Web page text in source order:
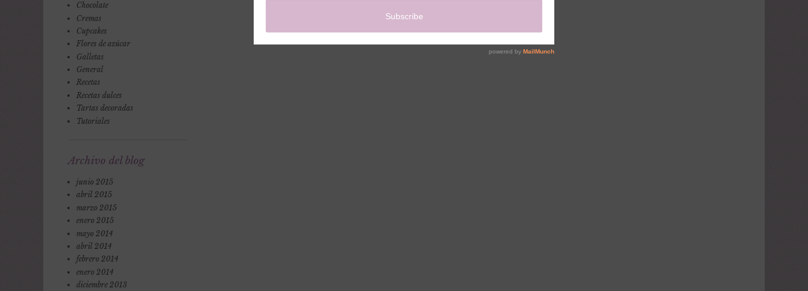
Chocolate
Cremas
Cupcakes
Flores de azúcar
Galletas
General
Recetas
Recetas dulces
Tartas decoradas
Tutoriales
Archivo del blog
junio 2015
abril 2015
marzo 2015
enero 2015
mayo 2014
abril 2014
febrero 2014
enero 2014
diciembre 2013